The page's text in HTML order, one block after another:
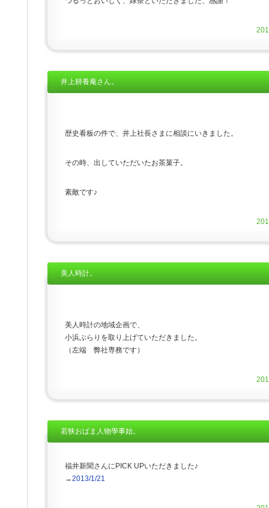
井上耕養庵さん。
歴史看板の件で、井上社長さまに相談にいきました。
その時、出していただいたお茶菓子。
素敵です♪
美人時計。
美人時計の地域企画で、
小浜ぶらりを取り上げていただきました。
（左端 弊社専務です）
若狭おばま人物學事始。
福井新聞さんにPICK UPいただきました♪
→2013/1/21